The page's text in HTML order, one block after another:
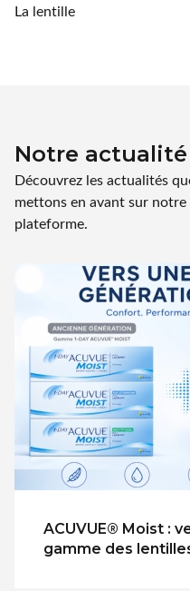
La lentille
Notre actualité
Découvrez les actualités
mettons en avant sur notre
plateforme.
ACUVUE® Moist :
gamme des